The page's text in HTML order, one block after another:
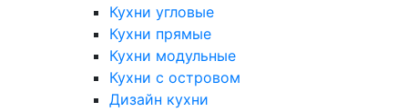
Кухни угловые
Кухни прямые
Кухни модульные
Кухни с островом
Дизайн кухни